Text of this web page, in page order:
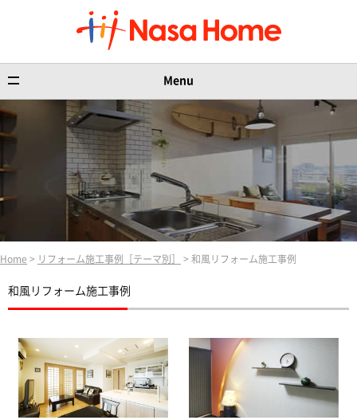
Menu
Home > リフォーム施工事例［テーマ別］ > 和風リフォーム施工事例
和風リフォーム施工事例